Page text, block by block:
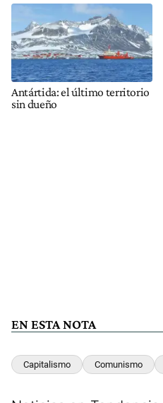
Antártida: el último territorio
sin dueño
EN ESTA NOTA
Capitalismo Comunismo